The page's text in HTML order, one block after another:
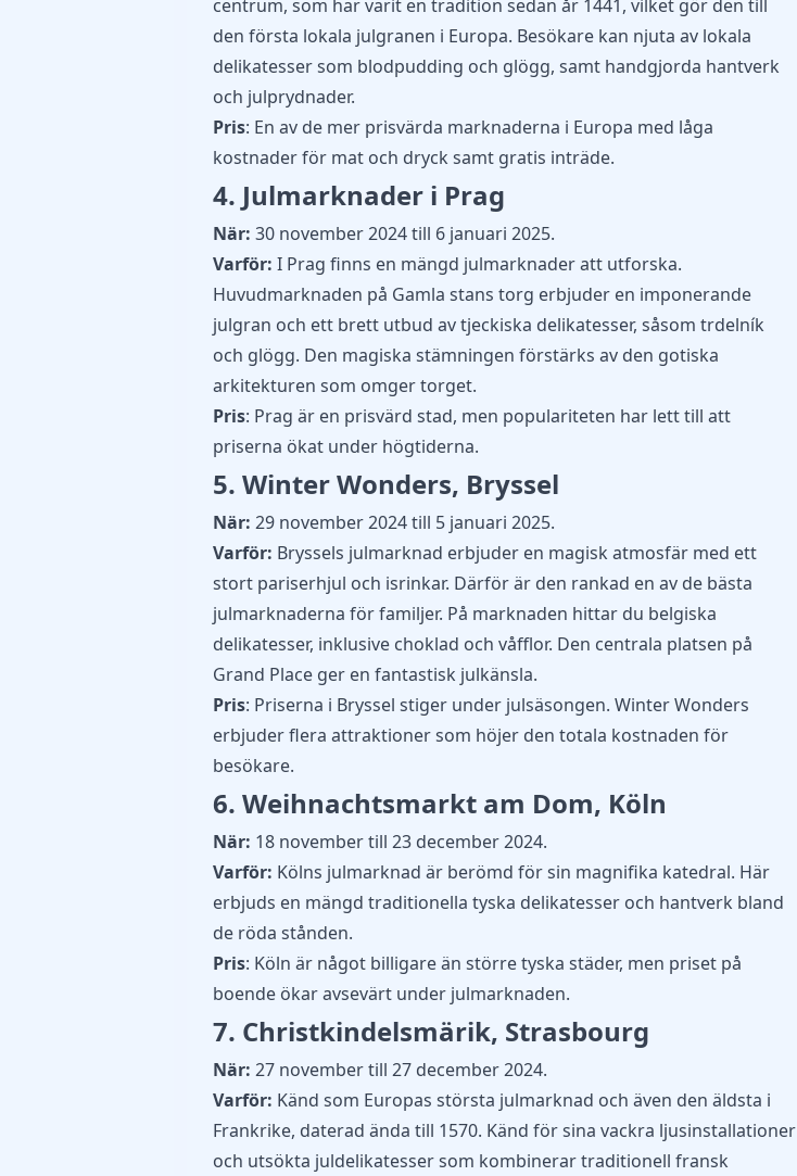
centrum, som har varit en tradition sedan år 1441, vilket gör den till
den första lokala julgranen i Europa. Besökare kan njuta av lokala
delikatesser som blodpudding och glögg, samt handgjorda hantverk
och julprydnader.
Pris: En av de mer prisvärda marknaderna i Europa med låga
kostnader för mat och dryck samt gratis inträde.
4. Julmarknader i Prag
När: 30 november 2024 till 6 januari 2025.
Varför: I Prag finns en mängd julmarknader att utforska.
Huvudmarknaden på Gamla stans torg erbjuder en imponerande
julgran och ett brett utbud av tjeckiska delikatesser, såsom trdelník
och glögg. Den magiska stämningen förstärks av den gotiska
arkitekturen som omger torget.
Pris: Prag är en prisvärd stad, men populariteten har lett till att
priserna ökat under högtiderna.
5. Winter Wonders, Bryssel
När: 29 november 2024 till 5 januari 2025.
Varför: Bryssels julmarknad erbjuder en magisk atmosfär med ett
stort pariserhjul och isrinkar. Därför är den rankad en av de bästa
julmarknaderna för familjer. På marknaden hittar du belgiska
delikatesser, inklusive choklad och våfflor. Den centrala platsen på
Grand Place ger en fantastisk julkänsla.
Pris: Priserna i Bryssel stiger under julsäsongen. Winter Wonders
erbjuder flera attraktioner som höjer den totala kostnaden för
besökare.
6. Weihnachtsmarkt am Dom, Köln
När: 18 november till 23 december 2024.
Varför: Kölns julmarknad är berömd för sin magnifika katedral. Här
erbjuds en mängd traditionella tyska delikatesser och hantverk bland
de röda stånden.
Pris: Köln är något billigare än större tyska städer, men priset på
boende ökar avsevärt under julmarknaden.
7. Christkindelsmärik, Strasbourg
När: 27 november till 27 december 2024.
Varför: Känd som Europas största julmarknad och även den äldsta i
Frankrike, daterad ända till 1570. Känd för sina vackra ljusinstallationer
och utsökta juldelikatesser som kombinerar traditionell fransk